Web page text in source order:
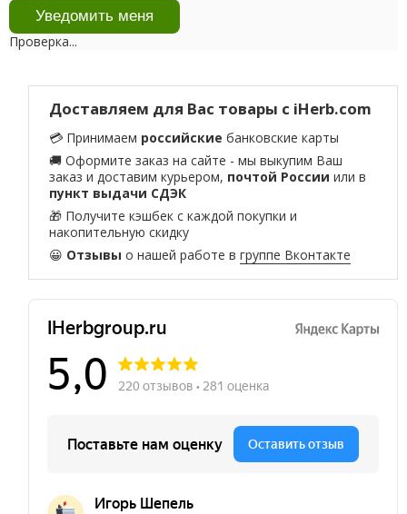
Проверка...
Доставляем для Вас товары с iHerb.com
💳 Принимаем российские банковские карты
🚚 Оформите заказ на сайте - мы выкупим Ваш
заказ и доставим курьером, почтой России или в
пункт выдачи СДЭК
🎁 Получите кэшбек с каждой покупки и
накопительную скидку
😀 Отзывы о нашей работе вгруппе Вконтакте